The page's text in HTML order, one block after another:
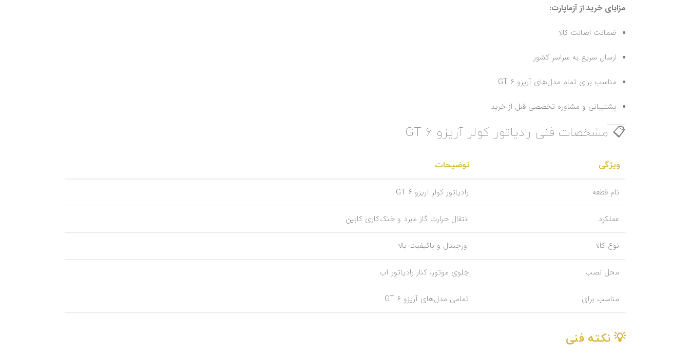
مزایای خرید از آزماپارت:
ضمانت اصالت کالا
ارسال سریع به سراسر کشور
مناسب برای تمام مدل‌های آریزو 6 GT
پشتیبانی و مشاوره تخصصی قبل از خرید
📋 مشخصات فنی رادیاتور کولر آریزو 6 GT
ویژگی توضیحات
نام قطعه رادیاتور کولر آریزو 6 GT
عملکرد انتقال حرارت گاز مبرد و خنک‌کاری کابین
نوع کالا اورجینال و باکیفیت بالا
محل نصب جلوی موتور، کنار رادیاتور آب
مناسب برای تمامی مدل‌های آریزو 6 GT
💡 نکته فنی